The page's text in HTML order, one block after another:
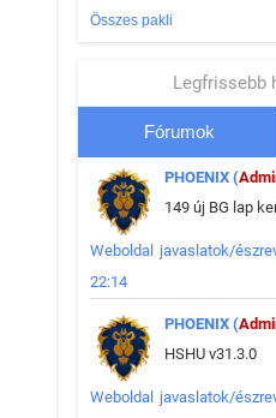
Összes pakli
Legfrissebb
Fórumok
PHOENIX (
Weboldal javaslatok/
22:14
PHOENIX (
HSHU v31.3.0
Weboldal javaslatok/